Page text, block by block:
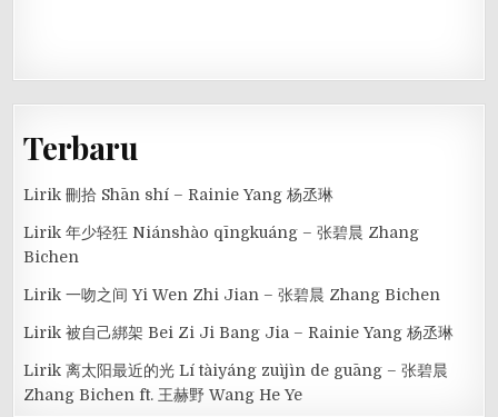
Terbaru
Lirik 刪拾 Shān shí – Rainie Yang 杨丞琳
Lirik 年少轻狂 Niánshào qīngkuáng – 张碧晨 Zhang
Bichen
Lirik 一吻之间 Yi Wen Zhi Jian – 张碧晨 Zhang Bichen
Lirik 被自己綁架 Bei Zi Ji Bang Jia – Rainie Yang 杨丞琳
Lirik 离太阳最近的光 Lí tàiyáng zuìjìn de guāng – 张碧晨
Zhang Bichen ft. 王赫野 Wang He Ye